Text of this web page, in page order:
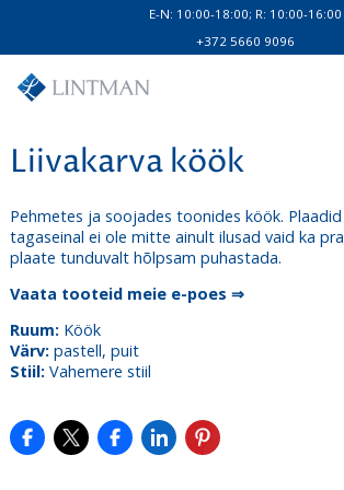
E-N: 10:00-18:00; R: 10:00-16:00
+372 5660 9096
Liivakarva köök
Pehmetes ja soojades toonides köök.
tagaseinal ei ole mitte ainult ilusad vaid ka
plaate tunduvalt hõlpsam puhastada.
Vaata tooteid meie e-poes ⇒
Ruum:Köök
Värv:pastell, puit
Stiil:Vahemere stiil